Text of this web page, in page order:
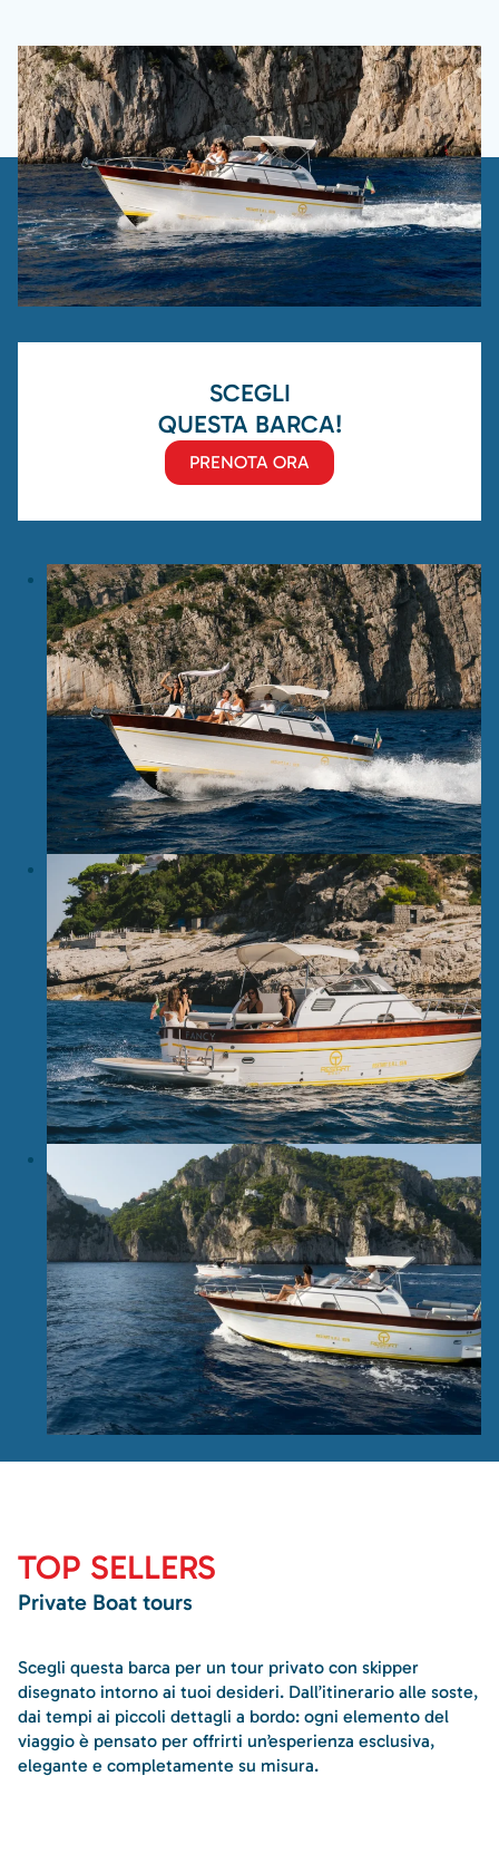
SCEGLI
QUESTA BARCA!
PRENOTA ORA
TOP SELLERS
Private Boat tours
Scegli questa barca per un tour privato con skipper
disegnato intorno ai tuoi desideri. Dall’itinerario alle soste,
dai tempi ai piccoli dettagli a bordo: ogni elemento del
viaggio è pensato per offrirti un’esperienza esclusiva,
elegante e completamente su misura.